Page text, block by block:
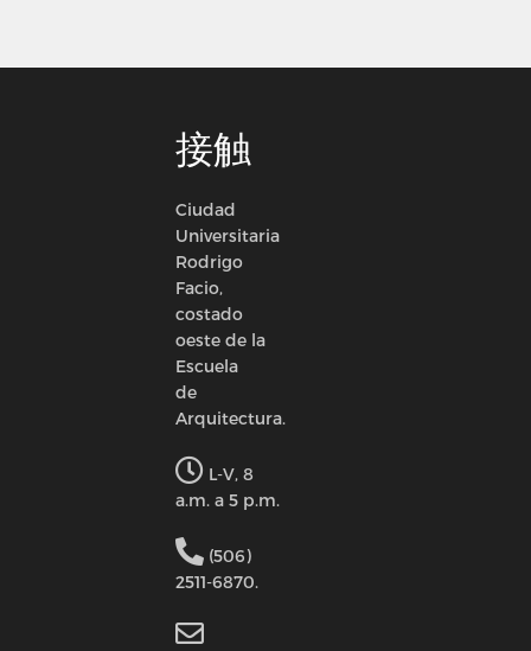
接触
Ciudad
Universitaria
Rodrigo
Facio,
costado
oeste de la
Escuela
de
Arquitectura.
L-V, 8
a.m. a 5 p.m.
(506)
2511-6870.